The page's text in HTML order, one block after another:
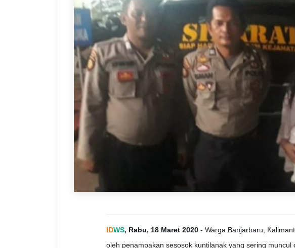
IDWS, Rabu, 18 Maret 2020- Warga Banjarbaru,
oleh penampakan sesosok kuntilanak yang sering muncul